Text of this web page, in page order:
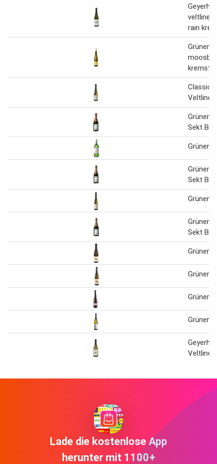
veltliner
rain
Grüner
kremstal
Classic
Veltliner
Grüner
Sekt
Grüner
Grüner
Sekt
Grüner
Grüner
Sekt
Grüner
Grüner
Grüner
Grüner
Veltliner
Lade die kostenlose App
herunter mit 1100+